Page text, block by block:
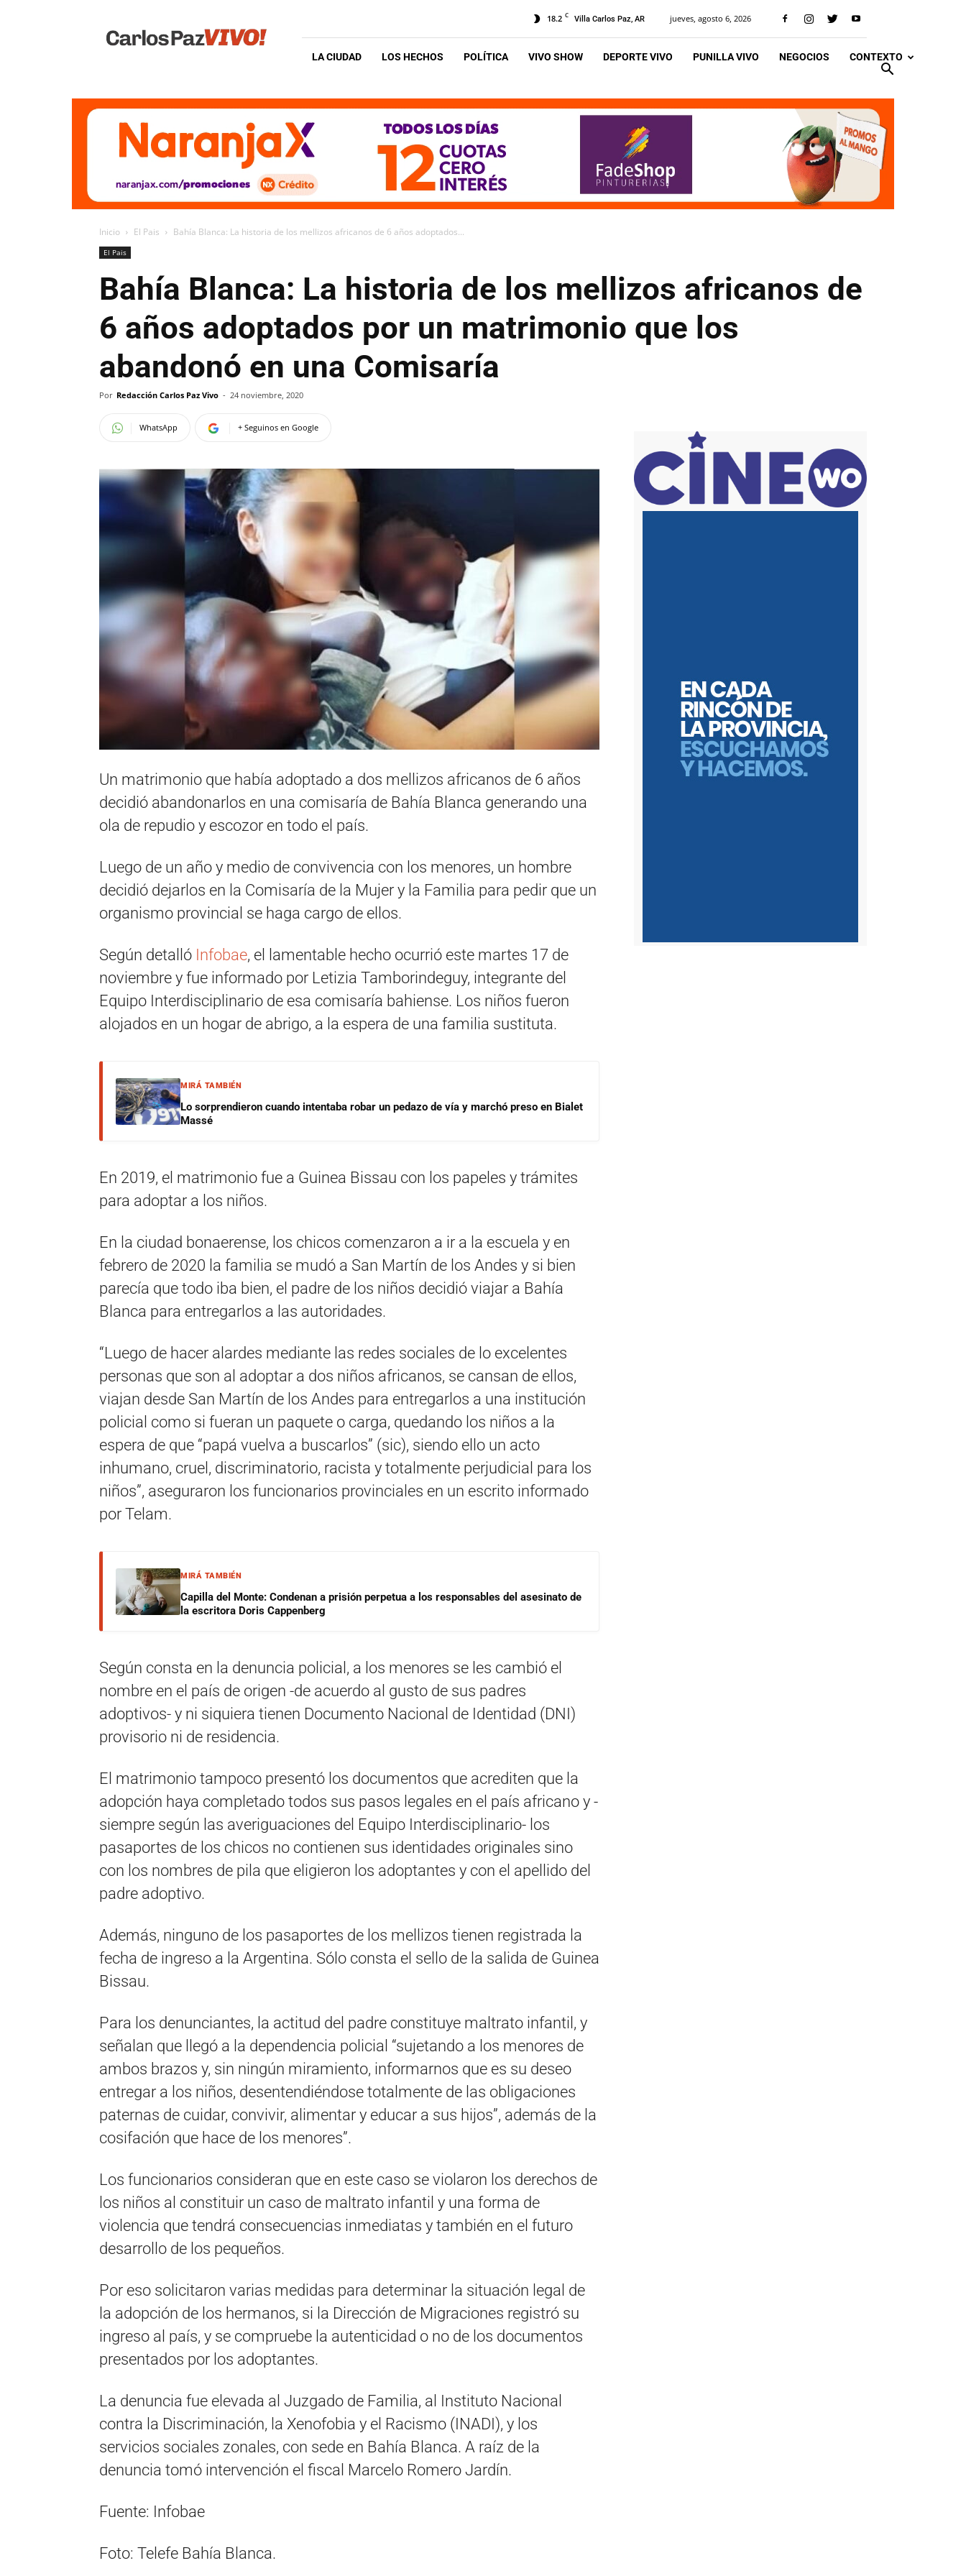
Vivo
18.2 C Villa Carlos Paz, AR jueves, agosto 6, 2026
LA CIUDAD LOS HECHOS POLÍTICA VIVO SHOW DEPORTE VIVO PUNILLA VIVO NEGOCIOS CONTEXTO
Inicio El Pais Bahía Blanca: La historia de los mellizos africanos de 6 años adoptados...
El Pais
Bahía Blanca: La historia de los mellizos africanos de
6 años adoptados por un matrimonio que los
abandonó en una Comisaría
Por Redacción Carlos Paz Vivo - 24 noviembre, 2020
WhatsApp + Seguinos en Google
Un matrimonio que había adoptado a dos mellizos africanos de 6 años
decidió abandonarlos en una comisaría de Bahía Blanca generando una
ola de repudio y escozor en todo el país.
Luego de un año y medio de convivencia con los menores, un hombre
decidió dejarlos en la Comisaría de la Mujer y la Familia para pedir que un
organismo provincial se haga cargo de ellos.
Según detalló Infobae, el lamentable hecho ocurrió este martes 17 de
noviembre y fue informado por Letizia Tamborindeguy, integrante del
Equipo Interdisciplinario de esa comisaría bahiense. Los niños fueron
alojados en un hogar de abrigo, a la espera de una familia sustituta.
MIRÁ TAMBIÉN
Lo sorprendieron cuando intentaba robar un pedazo de vía y marchó preso en Bialet
Massé
En 2019, el matrimonio fue a Guinea Bissau con los papeles y trámites
para adoptar a los niños.
En la ciudad bonaerense, los chicos comenzaron a ir a la escuela y en
febrero de 2020 la familia se mudó a San Martín de los Andes y si bien
parecía que todo iba bien, el padre de los niños decidió viajar a Bahía
Blanca para entregarlos a las autoridades.
“Luego de hacer alardes mediante las redes sociales de lo excelentes
personas que son al adoptar a dos niños africanos, se cansan de ellos,
viajan desde San Martín de los Andes para entregarlos a una institución
policial como si fueran un paquete o carga, quedando los niños a la
espera de que “papá vuelva a buscarlos” (sic), siendo ello un acto
inhumano, cruel, discriminatorio, racista y totalmente perjudicial para los
niños”, aseguraron los funcionarios provinciales en un escrito informado
por Telam.
MIRÁ TAMBIÉN
Capilla del Monte: Condenan a prisión perpetua a los responsables del asesinato de
la escritora Doris Cappenberg
Según consta en la denuncia policial, a los menores se les cambió el
nombre en el país de origen -de acuerdo al gusto de sus padres
adoptivos- y ni siquiera tienen Documento Nacional de Identidad (DNI)
provisorio ni de residencia.
El matrimonio tampoco presentó los documentos que acrediten que la
adopción haya completado todos sus pasos legales en el país africano y -
siempre según las averiguaciones del Equipo Interdisciplinario- los
pasaportes de los chicos no contienen sus identidades originales sino
con los nombres de pila que eligieron los adoptantes y con el apellido del
padre adoptivo.
Además, ninguno de los pasaportes de los mellizos tienen registrada la
fecha de ingreso a la Argentina. Sólo consta el sello de la salida de Guinea
Bissau.
Para los denunciantes, la actitud del padre constituye maltrato infantil, y
señalan que llegó a la dependencia policial “sujetando a los menores de
ambos brazos y, sin ningún miramiento, informarnos que es su deseo
entregar a los niños, desentendiéndose totalmente de las obligaciones
paternas de cuidar, convivir, alimentar y educar a sus hijos”, además de la
cosifación que hace de los menores”.
Los funcionarios consideran que en este caso se violaron los derechos de
los niños al constituir un caso de maltrato infantil y una forma de
violencia que tendrá consecuencias inmediatas y también en el futuro
desarrollo de los pequeños.
Por eso solicitaron varias medidas para determinar la situación legal de
la adopción de los hermanos, si la Dirección de Migraciones registró su
ingreso al país, y se compruebe la autenticidad o no de los documentos
presentados por los adoptantes.
La denuncia fue elevada al Juzgado de Familia, al Instituto Nacional
contra la Discriminación, la Xenofobia y el Racismo (INADI), y los
servicios sociales zonales, con sede en Bahía Blanca. A raíz de la
denuncia tomó intervención el fiscal Marcelo Romero Jardín.
Fuente: Infobae
Foto: Telefe Bahía Blanca.